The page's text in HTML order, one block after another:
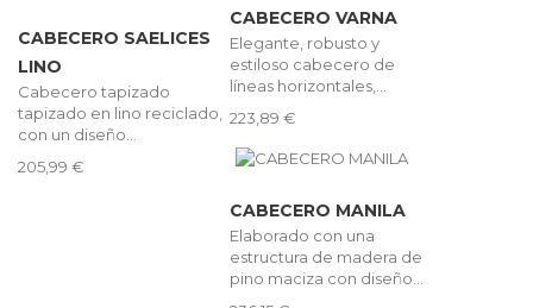
CABECERO SAELICES
LINO
Cabecero tapizado
tapizado en lino reciclado,
con un diseño...
205,99 €
CABECERO VARNA
Elegante, robusto y
estiloso cabecero de
líneas horizontales,...
223,89 €
CABECERO MANILA
Elaborado con una
estructura de madera de
pino maciza con diseño...